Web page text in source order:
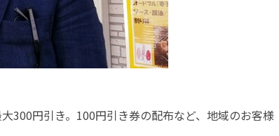
300円引き。100円引き券の配布など、地域のお客様